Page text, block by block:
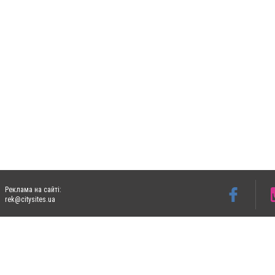
Реклама на сайті:
rek@citysites.ua